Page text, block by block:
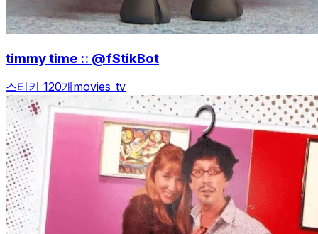
timmy time :: @fStikBot
스티커 120개movies_tv